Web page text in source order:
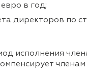
в год;
директоров по
исполнения